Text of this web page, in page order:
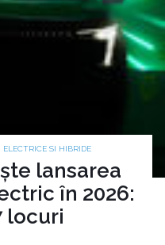
ELECTRICE SI HIBRIDE
lansarea
în 2026:
locuri